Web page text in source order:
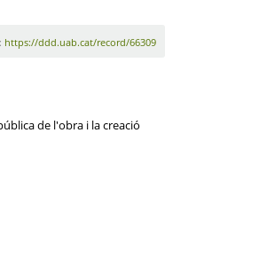
https://ddd.uab.cat/record/66309
de l'obra i la creació